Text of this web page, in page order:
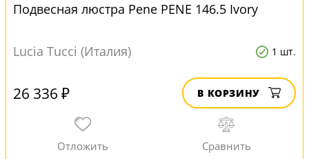
Подвесная люстра Pene PENE 146.5 Ivory
Lucia Tucci (Италия) 1 шт.
26 336 ₽ В КОРЗИНУ